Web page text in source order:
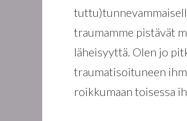
traumamme pistävät
läheisyyttä. Olen jo
traumatisoituneen
roikkumaan toisessa